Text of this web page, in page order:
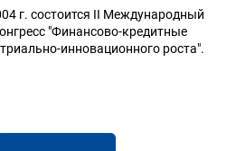
г. состоится II Международный
"Финансово-кредитные
инновационного роста".